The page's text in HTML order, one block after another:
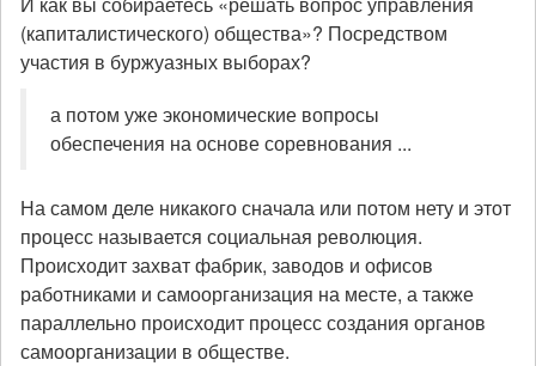
(капиталистического) общества»? Посредством
участия в буржуазных выборах?
а потом уже экономические вопросы
обеспечения на основе соревнования ...
На самом деле никакого сначала или потом нету и этот
процесс называется социальная революция.
Происходит захват фабрик, заводов и офисов
работниками и самоорганизация на месте, а также
параллельно происходит процесс создания органов
самоорганизации в обществе.